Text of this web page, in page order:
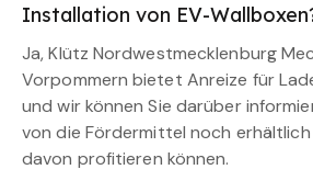
Installation von EV-
Ja, Klütz Nordwestmecklenburg
Vorpommern bietet Anreize für
und wir können Sie darüber
von die Fördermittel noch erhältlich
davon profitieren können.